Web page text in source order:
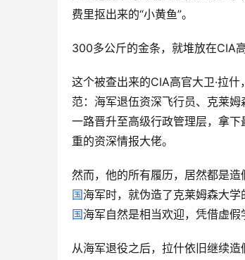
费里抠出来的“小黄鱼”。
300多公斤的金条，就堆放在CIA
这个被查出来的CIA高官大卫·拉
范：海军退伍资深飞行员、克莱
一路晋升至高级行政管理层，拿
重的资深情报大佬。
然而，他的所有履历，居然都是
国海军时，就伪造了克莱姆森大
国海军自然是相当欢迎，凭借虚
从海军退役之后，拉什依旧继续